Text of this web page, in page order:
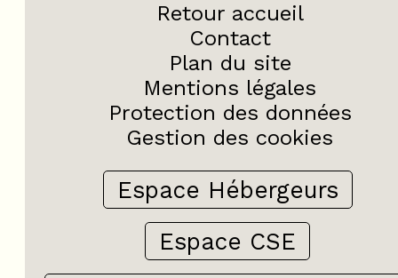
Retour accueil
Contact
Plan du site
Mentions légales
Protection des données
Gestion des cookies
Espace Hébergeurs
Espace CSE